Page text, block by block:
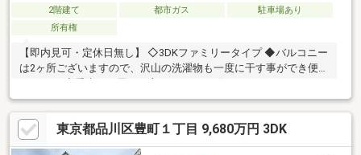
2階建て 都市ガス
駐車場あり
所有権
【即内見可・定休日無し】 ◇3DKファミリータイプ ◆バルコニー
は2ヶ所ございますので、沢山の洗濯物も一度に干す事ができ便利
東京都品川区豊町１丁目 9,680万円 3DK